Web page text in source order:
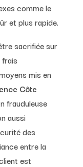
comme le
et plus rapide.
sacrifiée sur
frais
mis en
Côte
frauduleuse
aussi
des
entre la
est